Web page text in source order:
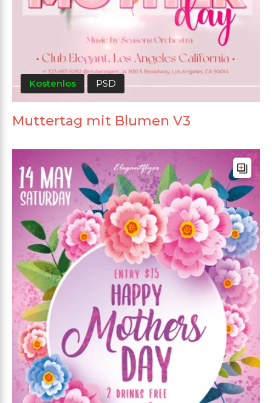
Kostenlos PSD
Muttertag mit Blumen V3